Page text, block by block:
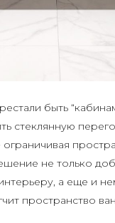
быть
стеклянную
не только
а еще и
пространство